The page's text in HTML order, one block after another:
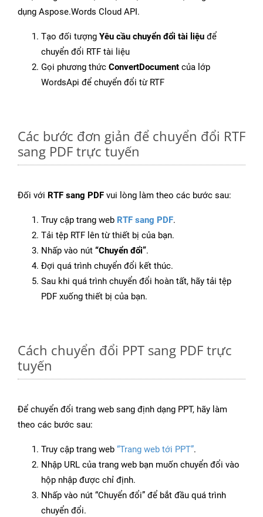
dụng Aspose.Words Cloud API.
Tạo đối tượng Yêu cầu chuyển đổi tài liệu để
chuyển đổi RTF tài liệu
Gọi phương thức ConvertDocument của lớp
WordsApi để chuyển đổi từ RTF
Các bước đơn giản để chuyển đổi RTF
sang PDF trực tuyến
Đối với RTF sang PDF vui lòng làm theo các bước sau:
Truy cập trang web RTF sang PDF.
Tải tệp RTF lên từ thiết bị của bạn.
Nhấp vào nút “Chuyển đổi”.
Đợi quá trình chuyển đổi kết thúc.
Sau khi quá trình chuyển đổi hoàn tất, hãy tải tệp
PDF xuống thiết bị của bạn.
Cách chuyển đổi PPT sang PDF trực
tuyến
Để chuyển đổi trang web sang định dạng PPT, hãy làm
theo các bước sau:
Truy cập trang web “Trang web tới PPT”.
Nhập URL của trang web bạn muốn chuyển đổi vào
hộp nhập được chỉ định.
Nhấp vào nút “Chuyển đổi” để bắt đầu quá trình
chuyển đổi.